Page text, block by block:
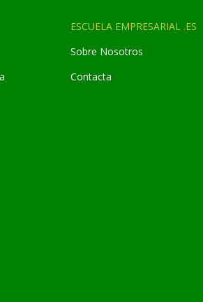
ESCUELA EMPRESARIAL .ES
Sobre Nosotros
Contacta